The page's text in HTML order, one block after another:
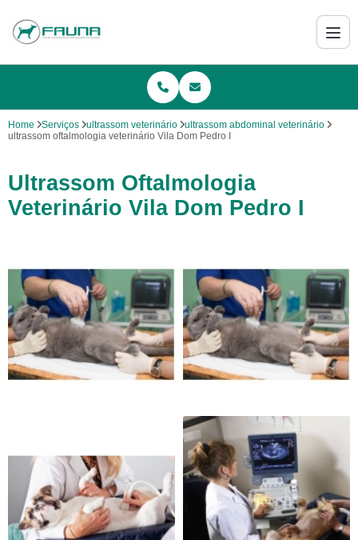
Home Serviços ultrassom veterinário
ultrassom abdominal veterinário
ultrassom oftalmologia veterinário Vila Dom Pedro I
Ultrassom Oftalmologia
Veterinário Vila Dom Pedro I